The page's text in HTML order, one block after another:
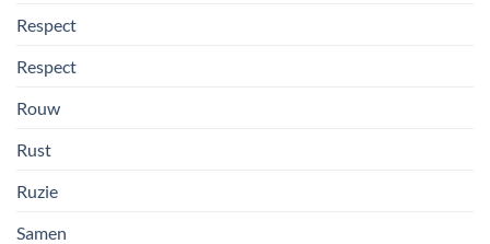
Respect
Respect
Rouw
Rust
Ruzie
Samen